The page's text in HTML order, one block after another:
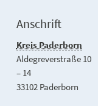
Anschrift
Kreis Paderborn
Aldegreverstraße 10
– 14
33102 Paderborn